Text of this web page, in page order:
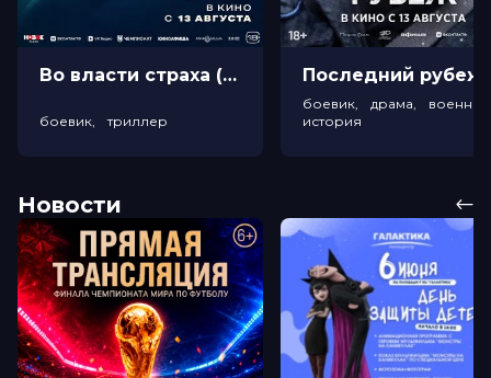
Во власти страха (18+)
боевик, триллер
боевик, драма,
история
Новости